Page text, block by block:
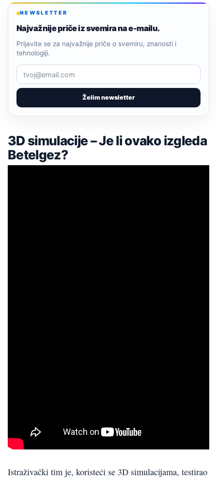
NEWSLETTER
Najvažnije priče iz svemira na e-mailu.
Želim newsletter
Prijavite se za najvažnije priče o svemiru, znanosti i
tehnologiji.
3D simulacije – Je li ovako izgleda
Betelgez?
Istraživački tim je, koristeći se 3D simulacijama, testirao